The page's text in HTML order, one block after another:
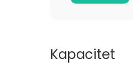
Kapacitet